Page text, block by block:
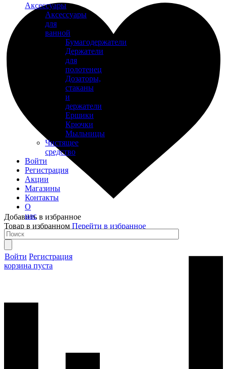
Аксессуары
Аксессуары
для
ванной
Бумагодержатели
Держатели
для
полотенец
Дозаторы,
стаканы
и
держатели
Ершики
Крючки
Мыльницы
Чистящее
средство
Войти
Регистрация
Акции
Магазины
Контакты
О
нас
Войти Регистрация
корзина пуста
Добавить в избранное
Товар в избранном Перейти в избранное